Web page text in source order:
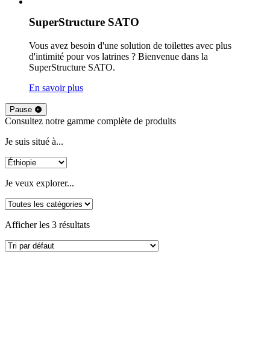
SuperStructure SATO
Vous avez besoin d'une solution de toilettes avec plus
d'intimité pour vos latrines ? Bienvenue dans la
SuperStructure SATO.
En savoir plus
Pause
Consultez notre gamme complète de produits
Je suis situé à...
Je veux explorer...
Afficher les 3 résultats